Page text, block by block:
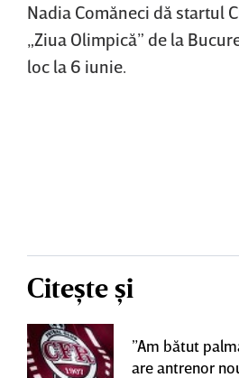
Nadia Comăneci dă startul
„Ziua Olimpică” de la
loc la 6 iunie.
Citește și
”Am bătut
are antrenor